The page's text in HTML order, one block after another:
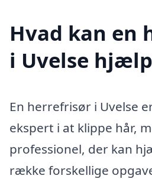
Hvad kan en
i Uvelse
En herrefrisør i Uvelse
ekspert i at klippe hår,
professionel, der kan
række forskellige